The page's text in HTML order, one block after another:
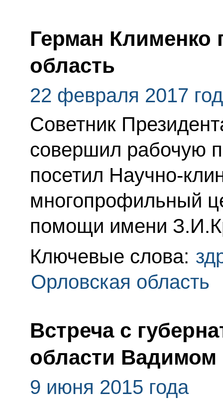
Герман Клименко
область
22 февраля 2017
Советник
совершил рабочую
посетил Научно-
многопрофильный
помощи имени
Ключевые слова:
Орловская область
Встреча с
области Вадимом
9 июня 2015 года